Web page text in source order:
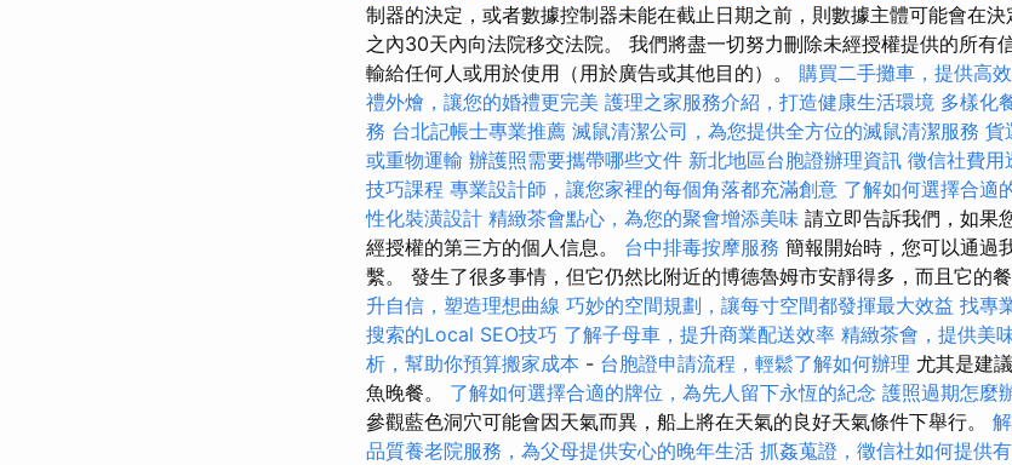
制器的決定，或者數據控制器未能在截止日期之前，則數據主體可能會在
之內30天內向法院移交法院。 我們將盡一切努力刪除未經授權提供的所有
輸給任何人或用於使用（用於廣告或其他目的）。 購買二手攤車，提供高
禮外燴，讓您的婚禮更完美 護理之家服務介紹，打造健康生活環境 多樣化
務 台北記帳士專業推薦 滅鼠清潔公司，為您提供全方位的滅鼠清潔服務 貨
或重物運輸 辦護照需要攜帶哪些文件 新北地區台胞證辦理資訊 徵信社費用
技巧課程 專業設計師，讓您家裡的每個角落都充滿創意 了解如何選擇合適
性化裝潢設計 精緻茶會點心，為您的聚會增添美味 請立即告訴我們，如果
經授權的第三方的個人信息。 台中排毒按摩服務 簡報開始時，您可以通過
繫。 發生了很多事情，但它仍然比附近的博德魯姆市安靜得多，而且它的
升自信，塑造理想曲線 巧妙的空間規劃，讓每寸空間都發揮最大效益 找專
搜索的Local SEO技巧 了解子母車，提升商業配送效率 精緻茶會，提供美
析，幫助你預算搬家成本 - 台胞證申請流程，輕鬆了解如何辦理 尤其是建
魚晚餐。 了解如何選擇合適的牌位，為先人留下永恆的紀念 護照過期怎麼
參觀藍色洞穴可能會因天氣而異，船上將在天氣的良好天氣條件下舉行。
品質養老院服務，為父母提供安心的晚年生活 抓姦蒐證，徵信社如何提供